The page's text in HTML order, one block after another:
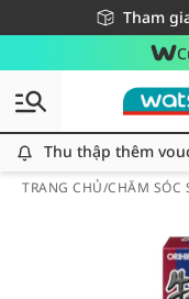
Tham
Miễn phí
Giao hàng nhanh
Thu thập thêm
TRANG CHỦ/CHĂM SÓC